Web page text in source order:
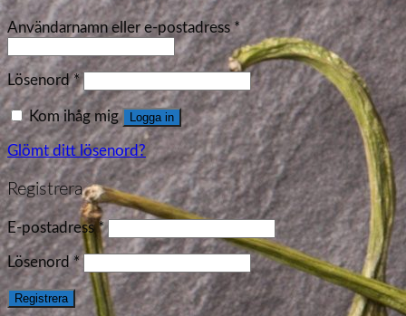
Användarnamn eller e-postadress*
Lösenord*
Kom ihåg mig Logga in
Glömt ditt lösenord?
Registrera
E-postadress *
Lösenord*
Registrera